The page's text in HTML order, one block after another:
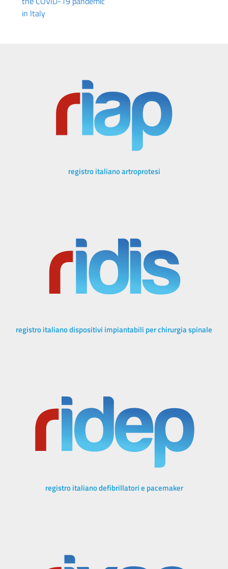
in Italy
registro italiano artroprotesi
registro italiano dispositivi impiantabili per chirurgia spinale
registro italiano defibrillatori e pacemaker